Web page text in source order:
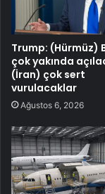
Trump: (Hürmüz)
çok yakında
(İran) çok sert
vurulacaklar
Ağustos 6, 2026